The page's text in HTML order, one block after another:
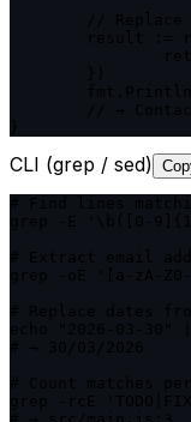
CLI (grep / sed)
grep -oE '[a-zA-
# Replace dates
echo "2026-03-